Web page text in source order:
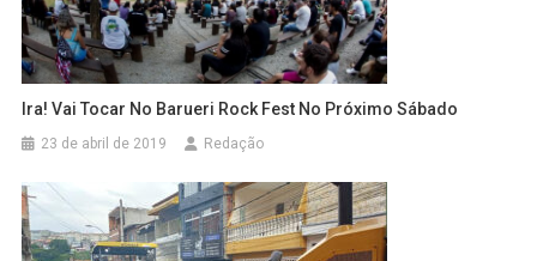
Ira! Vai Tocar No Barueri Rock Fest No Próximo Sábado
23 de abril de 2019 Redação